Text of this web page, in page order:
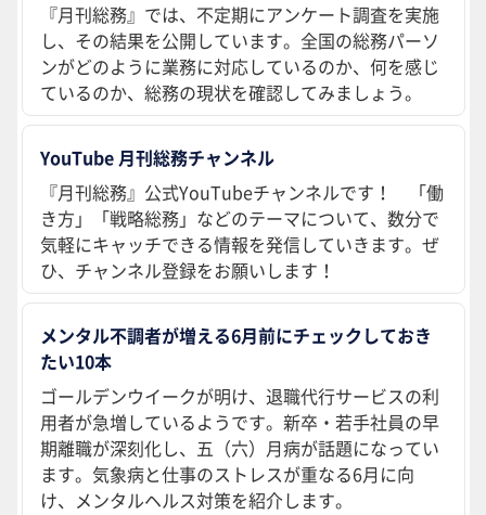
『月刊総務』では、不定期にアンケート調査を実施
し、その結果を公開しています。全国の総務パーソ
ンがどのように業務に対応しているのか、何を感じ
ているのか、総務の現状を確認してみましょう。
YouTube 月刊総務チャンネル
『月刊総務』公式YouTubeチャンネルです！ 「働
き方」「戦略総務」などのテーマについて、数分で
気軽にキャッチできる情報を発信していきます。ぜ
ひ、チャンネル登録をお願いします！
メンタル不調者が増える6月前にチェックしておき
たい10本
ゴールデンウイークが明け、退職代行サービスの利
用者が急増しているようです。新卒・若手社員の早
期離職が深刻化し、五（六）月病が話題になってい
ます。気象病と仕事のストレスが重なる6月に向
け、メンタルヘルス対策を紹介します。